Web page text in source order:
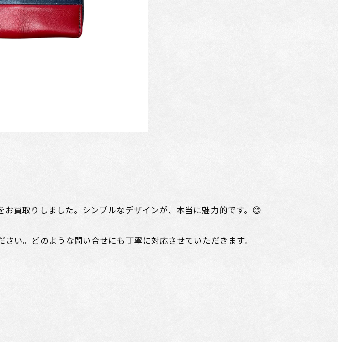
買取りしました。シンプルなデザインが、本当に魅力的です。😊
い。どのような問い合せにも丁寧に対応させていただきます。